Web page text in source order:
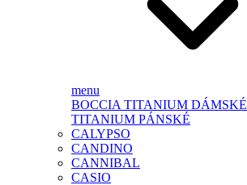
menu
BOCCIA TITANIUM DÁMSKÉ
TITANIUM PÁNSKÉ
CALYPSO
CANDINO
CANNIBAL
CASIO